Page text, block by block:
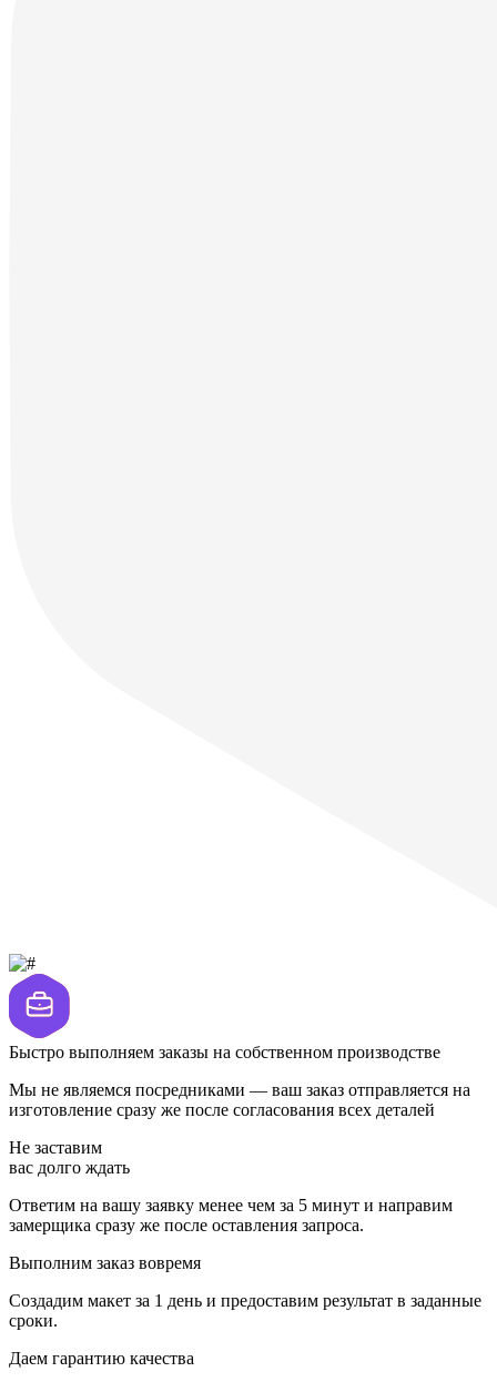
Быстро выполняем заказы на собственном производстве
Мы не являемся посредниками — ваш заказ отправляется на
изготовление сразу же после согласования всех деталей
Не заставим
вас долго ждать
Ответим на вашу заявку менее чем за 5 минут и направим
замерщика сразу же после оставления запроса.
Выполним заказ вовремя
Создадим макет за 1 день и предоставим результат в заданные
сроки.
Даем гарантию качества